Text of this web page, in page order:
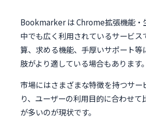
Bookmarker は Chrome拡張機能・
中でも広く利用されているサービス
算、求める機能、手厚いサポート等
肢がより適している場合もあります。
市場にはさまざまな特徴を持つサー
り、ユーザーの利用目的に合わせて
が多いのが現状です。